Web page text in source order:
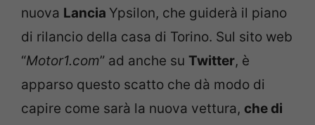
nuova Lancia Ypsilon, che guiderà il piano
di rilancio della casa di Torino. Sul sito web
“Motor1.com” ad anche su Twitter, è
apparso questo scatto che dà modo di
capire come sarà la nuova vettura, che di